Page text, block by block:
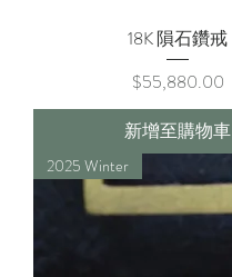
18K 隕石鑽戒
價格
$55,880.00
新增至購物車
2025 Winter